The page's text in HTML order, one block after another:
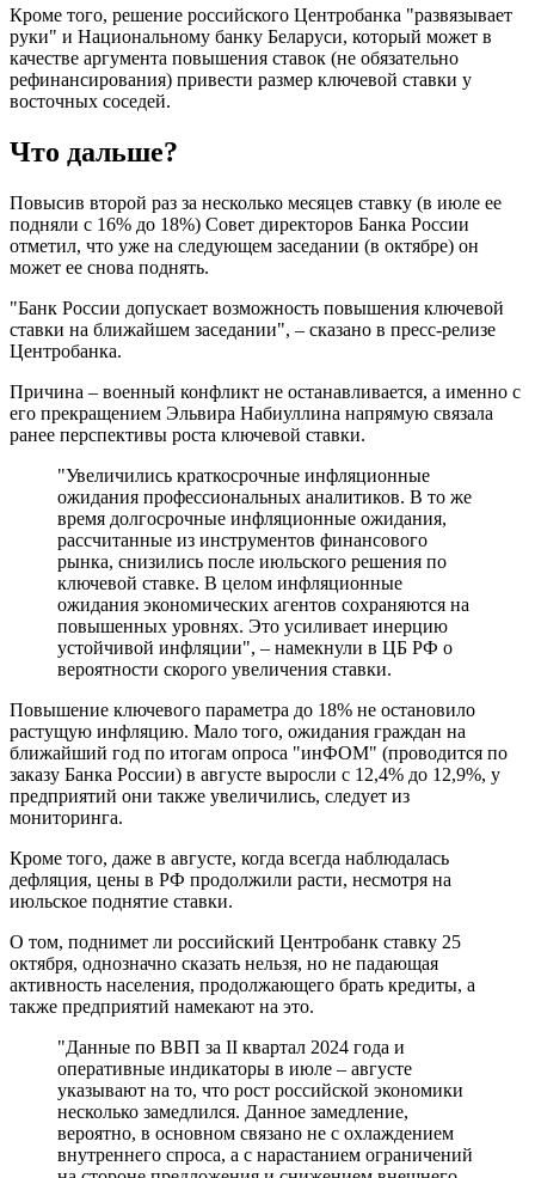
Кроме того, решение российского Центробанка "развязывает
руки" и Национальному банку Беларуси, который может в
качестве аргумента повышения ставок (не обязательно
рефинансирования) привести размер ключевой ставки у
восточных соседей.
Что дальше?
Повысив второй раз за несколько месяцев ставку (в июле ее
подняли с 16% до 18%) Совет директоров Банка России
отметил, что уже на следующем заседании (в октябре) он
может ее снова поднять.
"Банк России допускает возможность повышения ключевой
ставки на ближайшем заседании", – сказано в пресс-релизе
Центробанка.
Причина – военный конфликт не останавливается, а именно с
его прекращением Эльвира Набиуллина напрямую связала
ранее перспективы роста ключевой ставки.
"Увеличились краткосрочные инфляционные
ожидания профессиональных аналитиков. В то же
время долгосрочные инфляционные ожидания,
рассчитанные из инструментов финансового
рынка, снизились после июльского решения по
ключевой ставке. В целом инфляционные
ожидания экономических агентов сохраняются на
повышенных уровнях. Это усиливает инерцию
устойчивой инфляции", – намекнули в ЦБ РФ о
вероятности скорого увеличения ставки.
Повышение ключевого параметра до 18% не остановило
растущую инфляцию. Мало того, ожидания граждан на
ближайший год по итогам опроса "инФОМ" (проводится по
заказу Банка России) в августе выросли с 12,4% до 12,9%, у
предприятий они также увеличились, следует из
мониторинга.
Кроме того, даже в августе, когда всегда наблюдалась
дефляция, цены в РФ продолжили расти, несмотря на
июльское поднятие ставки.
О том, поднимет ли российский Центробанк ставку 25
октября, однозначно сказать нельзя, но не падающая
активность населения, продолжающего брать кредиты, а
также предприятий намекают на это.
"Данные по ВВП за II квартал 2024 года и
оперативные индикаторы в июле – августе
указывают на то, что рост российской экономики
несколько замедлился. Данное замедление,
вероятно, в основном связано не с охлаждением
внутреннего спроса, а с нарастанием ограничений